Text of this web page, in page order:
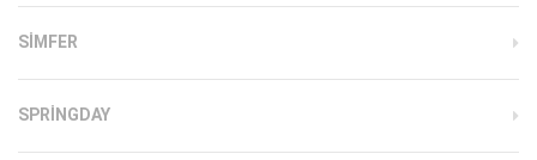
SIMFER
SPRINGDAY